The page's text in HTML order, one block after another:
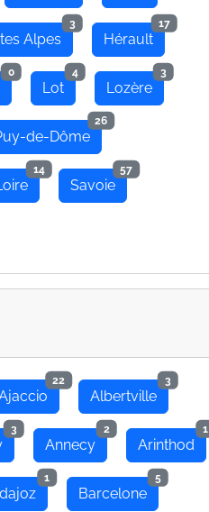
Alpes
3
Hérault
17
0
Lot
4
Lozère
3
de-Dôme
26
14
Savoie
57
22
Albertville
3
3
Annecy
2
Arinthod
1
1
Barcelone
5